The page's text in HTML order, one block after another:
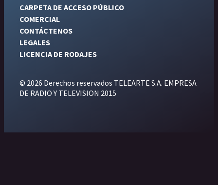
CARPETA DE ACCESO PÚBLICO
COMERCIAL
CONTÁCTENOS
LEGALES
LICENCIA DE RODAJES
© 2026 Derechos reservados TELEARTE S.A. EMPRESA
DE RADIO Y TELEVISION 2015